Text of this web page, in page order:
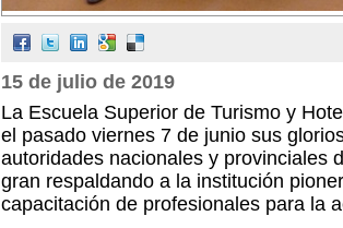
15 de julio de 2019
La Escuela Superior de Turismo y
el pasado viernes 7 de junio sus
autoridades nacionales y provinciales
gran respaldando a la institución
capacitación de profesionales para la